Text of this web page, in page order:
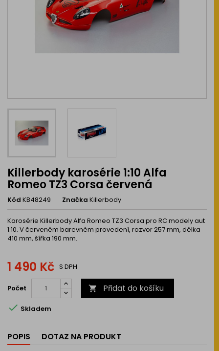
Killerbody karosérie 1:10 Alfa
Romeo TZ3 Corsa červená
Kód KB48249 Značka Killerbody
Karosérie Killerbody Alfa Romeo TZ3 Corsa pro RC modely aut
1:10. V červeném barevném provedení, rozvor 257 mm, délka
410 mm, šířka 190 mm.
1 490 Kč S DPH
Počet  Přidat do košíku
 Skladem
POPIS DOTAZ NA PRODUKT